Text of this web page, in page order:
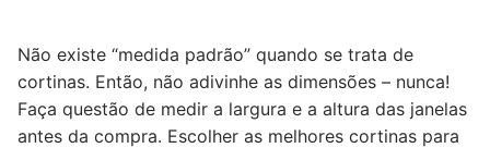
Não existe “medida padrão” quando se trata de
cortinas. Então, não adivinhe as dimensões – nunca!
Faça questão de medir a largura e a altura das janelas
antes da compra. Escolher as melhores cortinas para